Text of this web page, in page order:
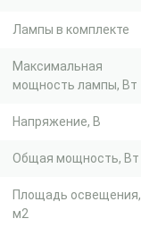
Лампы в комплекте
Максимальная
мощность лампы, Вт
Напряжение, В
Общая мощность, Вт
Площадь освещения,
м2